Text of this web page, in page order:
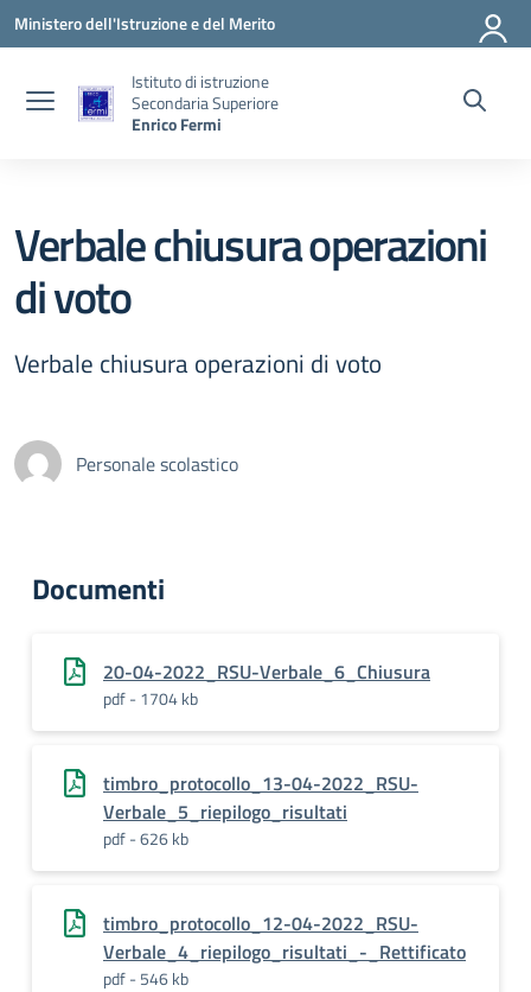
Vai ai contenuti
Vai al menu di navigazione
Vai al footer
Ministero dell'Istruzione e del Merito
Istituto di istruzione
Secondaria Superiore
Enrico Fermi
Verbale chiusura operazioni
di voto
Verbale chiusura operazioni di voto
Personale scolastico
Documenti
20-04-2022_RSU-Verbale_6_Chiusura
pdf - 1704 kb
timbro_protocollo_13-04-2022_RSU-
Verbale_5_riepilogo_risultati
pdf - 626 kb
timbro_protocollo_12-04-2022_RSU-
Verbale_4_riepilogo_risultati_-_Rettificato
pdf - 546 kb